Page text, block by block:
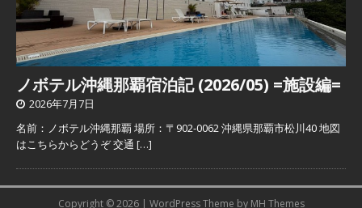
ノボテル沖縄那覇宿泊記 (2026/05) =施設編=
2026年7月7日
名前：ノボテル沖縄那覇 場所：〒902-0062 沖縄県那覇市松川40 地図
はこちらからどうぞ 交通 […]
Copyright © 2026 | WordPress Theme by MH Themes